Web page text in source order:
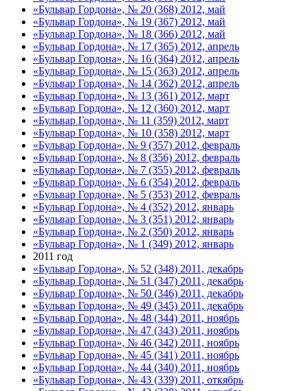
«Бульвар Гордона», № 20 (368) 2012, май
«Бульвар Гордона», № 19 (367) 2012, май
«Бульвар Гордона», № 18 (366) 2012, май
«Бульвар Гордона», № 17 (365) 2012, апрель
«Бульвар Гордона», № 16 (364) 2012, апрель
«Бульвар Гордона», № 15 (363) 2012, апрель
«Бульвар Гордона», № 14 (362) 2012, апрель
«Бульвар Гордона», № 13 (361) 2012, март
«Бульвар Гордона», № 12 (360) 2012, март
«Бульвар Гордона», № 11 (359) 2012, март
«Бульвар Гордона», № 10 (358) 2012, март
«Бульвар Гордона», № 9 (357) 2012, февраль
«Бульвар Гордона», № 8 (356) 2012, февраль
«Бульвар Гордона», № 7 (355) 2012, февраль
«Бульвар Гордона», № 6 (354) 2012, февраль
«Бульвар Гордона», № 5 (353) 2012, февраль
«Бульвар Гордона», № 4 (352) 2012, январь
«Бульвар Гордона», № 3 (351) 2012, январь
«Бульвар Гордона», № 2 (350) 2012, январь
«Бульвар Гордона», № 1 (349) 2012, январь
2011 год
«Бульвар Гордона», № 52 (348) 2011, декабрь
«Бульвар Гордона», № 51 (347) 2011, декабрь
«Бульвар Гордона», № 50 (346) 2011, декабрь
«Бульвар Гордона», № 49 (345) 2011, декабрь
«Бульвар Гордона», № 48 (344) 2011, ноябрь
«Бульвар Гордона», № 47 (343) 2011, ноябрь
«Бульвар Гордона», № 46 (342) 2011, ноябрь
«Бульвар Гордона», № 45 (341) 2011, ноябрь
«Бульвар Гордона», № 44 (340) 2011, ноябрь
«Бульвар Гордона», № 43 (339) 2011, откябрь